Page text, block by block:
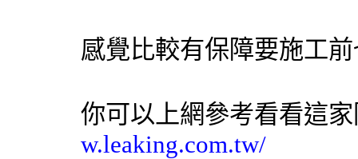
感覺比較有保障要施工
你可以上網參考看看這家
w.leaking.com.tw/